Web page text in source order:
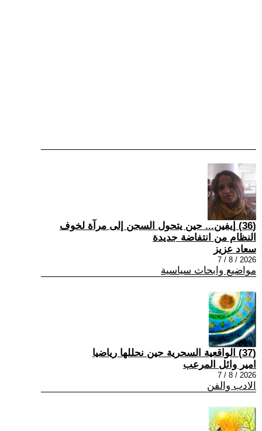
(36) إيفين... حين يتحول السجن إلى مرآة لخوف
النظام من انتفاضة جديدة
سعاد عزيز
2026 / 8 / 7
مواضيع وابحاث سياسية
(37) الواقعية السحرية حين نحللها رياضيا
امير وائل المرعب
2026 / 8 / 7
الادب والفن